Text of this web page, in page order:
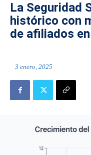
La Seguridad
histórico con
de afiliados
3 enero, 2025